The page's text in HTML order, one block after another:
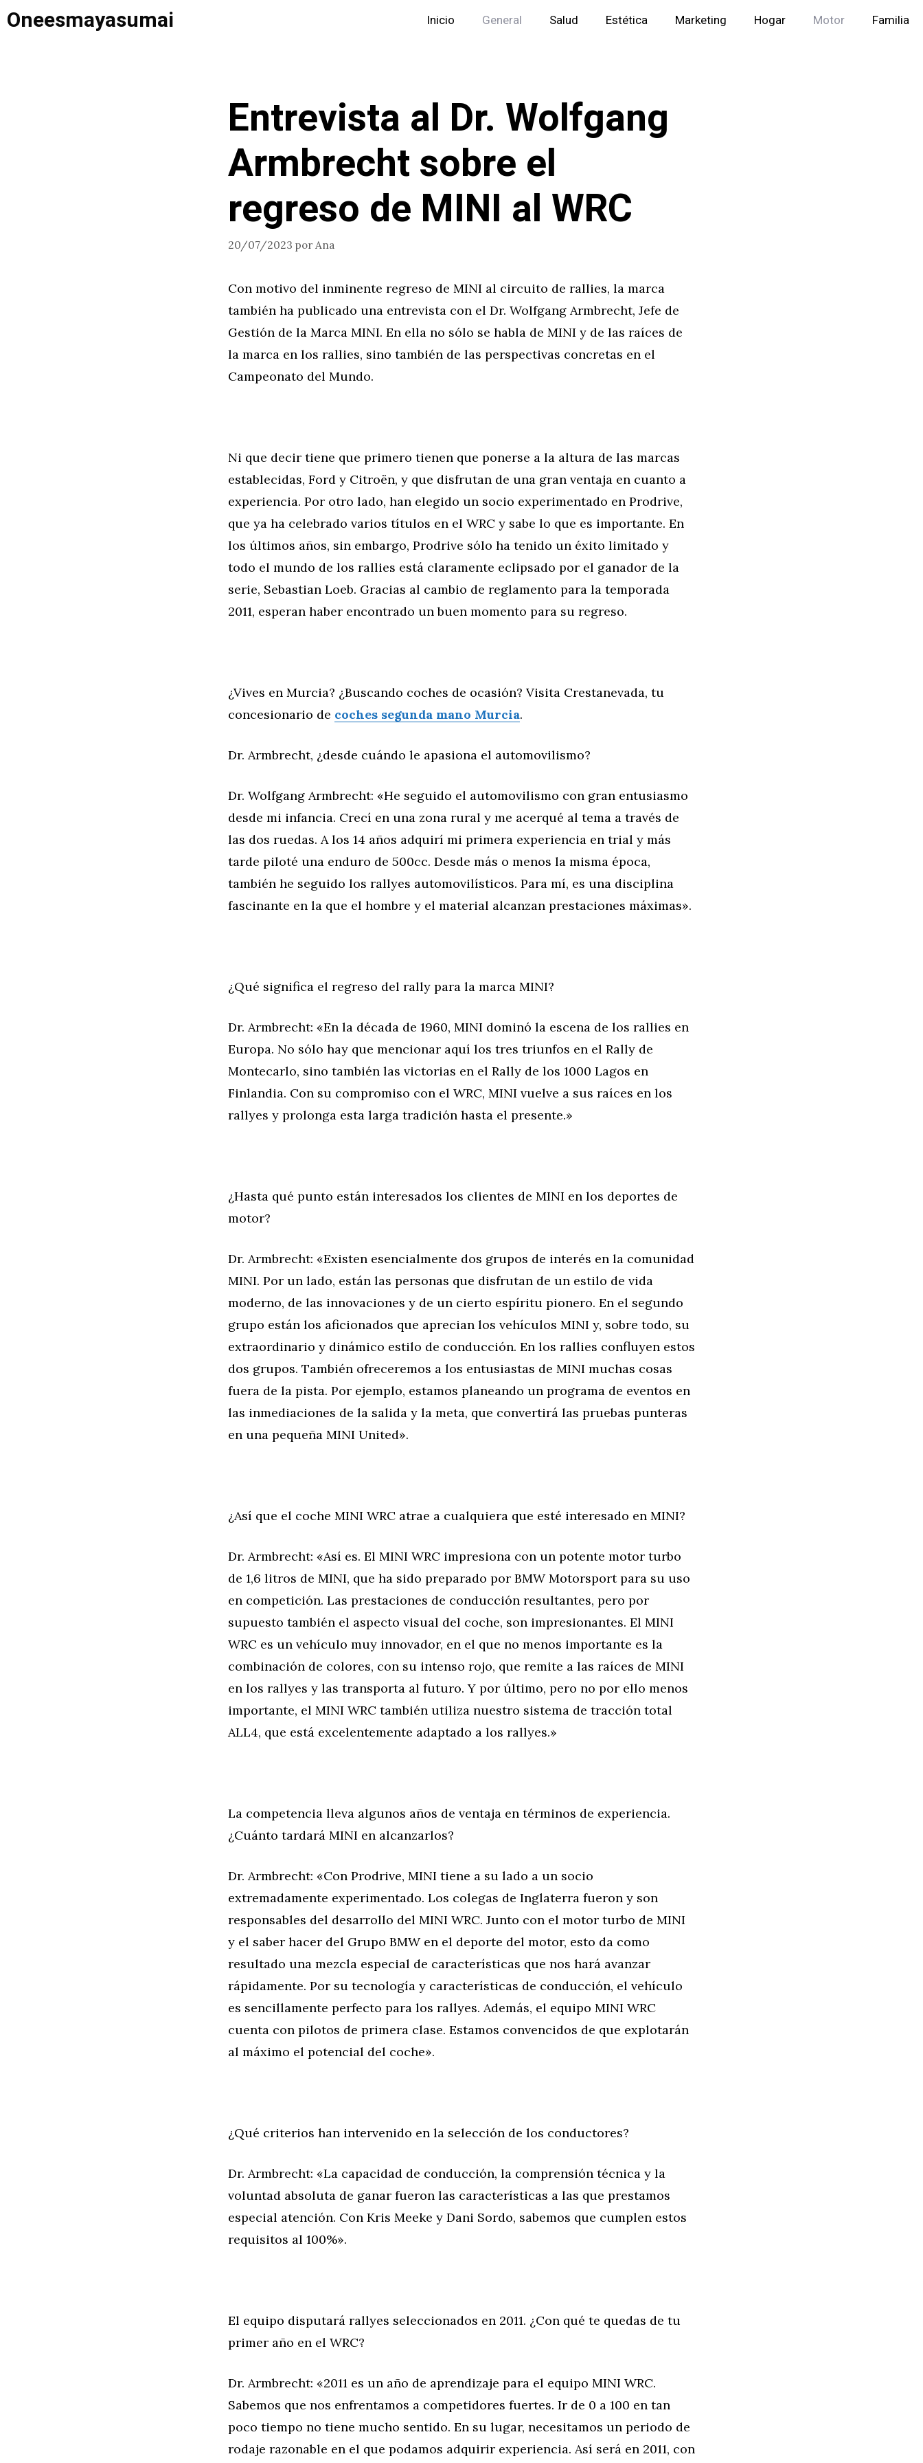
Saltar
Oneesmayasumai Inicio General Salud Estética Marketing Hogar Motor Familia
Entrevista al Dr. Wolfgang
Armbrecht sobre el
regreso de MINI al WRC
20/07/2023 por Ana
Con motivo del inminente regreso de MINI al circuito de rallies, la marca
también ha publicado una entrevista con el Dr. Wolfgang Armbrecht, Jefe de
Gestión de la Marca MINI. En ella no sólo se habla de MINI y de las raíces de
la marca en los rallies, sino también de las perspectivas concretas en el
Campeonato del Mundo.
Ni que decir tiene que primero tienen que ponerse a la altura de las marcas
establecidas, Ford y Citroën, y que disfrutan de una gran ventaja en cuanto a
experiencia. Por otro lado, han elegido un socio experimentado en Prodrive,
que ya ha celebrado varios títulos en el WRC y sabe lo que es importante. En
los últimos años, sin embargo, Prodrive sólo ha tenido un éxito limitado y
todo el mundo de los rallies está claramente eclipsado por el ganador de la
serie, Sebastian Loeb. Gracias al cambio de reglamento para la temporada
2011, esperan haber encontrado un buen momento para su regreso.
¿Vives en Murcia? ¿Buscando coches de ocasión? Visita Crestanevada, tu
concesionario de coches segunda mano Murcia.
Dr. Armbrecht, ¿desde cuándo le apasiona el automovilismo?
Dr. Wolfgang Armbrecht: «He seguido el automovilismo con gran entusiasmo
desde mi infancia. Crecí en una zona rural y me acerqué al tema a través de
las dos ruedas. A los 14 años adquirí mi primera experiencia en trial y más
tarde piloté una enduro de 500cc. Desde más o menos la misma época,
también he seguido los rallyes automovilísticos. Para mí, es una disciplina
fascinante en la que el hombre y el material alcanzan prestaciones máximas».
¿Qué significa el regreso del rally para la marca MINI?
Dr. Armbrecht: «En la década de 1960, MINI dominó la escena de los rallies en
Europa. No sólo hay que mencionar aquí los tres triunfos en el Rally de
Montecarlo, sino también las victorias en el Rally de los 1000 Lagos en
Finlandia. Con su compromiso con el WRC, MINI vuelve a sus raíces en los
rallyes y prolonga esta larga tradición hasta el presente.»
¿Hasta qué punto están interesados los clientes de MINI en los deportes de
motor?
Dr. Armbrecht: «Existen esencialmente dos grupos de interés en la comunidad
MINI. Por un lado, están las personas que disfrutan de un estilo de vida
moderno, de las innovaciones y de un cierto espíritu pionero. En el segundo
grupo están los aficionados que aprecian los vehículos MINI y, sobre todo, su
extraordinario y dinámico estilo de conducción. En los rallies confluyen estos
dos grupos. También ofreceremos a los entusiastas de MINI muchas cosas
fuera de la pista. Por ejemplo, estamos planeando un programa de eventos en
las inmediaciones de la salida y la meta, que convertirá las pruebas punteras
en una pequeña MINI United».
¿Así que el coche MINI WRC atrae a cualquiera que esté interesado en MINI?
Dr. Armbrecht: «Así es. El MINI WRC impresiona con un potente motor turbo
de 1,6 litros de MINI, que ha sido preparado por BMW Motorsport para su uso
en competición. Las prestaciones de conducción resultantes, pero por
supuesto también el aspecto visual del coche, son impresionantes. El MINI
WRC es un vehículo muy innovador, en el que no menos importante es la
combinación de colores, con su intenso rojo, que remite a las raíces de MINI
en los rallyes y las transporta al futuro. Y por último, pero no por ello menos
importante, el MINI WRC también utiliza nuestro sistema de tracción total
ALL4, que está excelentemente adaptado a los rallyes.»
La competencia lleva algunos años de ventaja en términos de experiencia.
¿Cuánto tardará MINI en alcanzarlos?
Dr. Armbrecht: «Con Prodrive, MINI tiene a su lado a un socio
extremadamente experimentado. Los colegas de Inglaterra fueron y son
responsables del desarrollo del MINI WRC. Junto con el motor turbo de MINI
y el saber hacer del Grupo BMW en el deporte del motor, esto da como
resultado una mezcla especial de características que nos hará avanzar
rápidamente. Por su tecnología y características de conducción, el vehículo
es sencillamente perfecto para los rallyes. Además, el equipo MINI WRC
cuenta con pilotos de primera clase. Estamos convencidos de que explotarán
al máximo el potencial del coche».
¿Qué criterios han intervenido en la selección de los conductores?
Dr. Armbrecht: «La capacidad de conducción, la comprensión técnica y la
voluntad absoluta de ganar fueron las características a las que prestamos
especial atención. Con Kris Meeke y Dani Sordo, sabemos que cumplen estos
requisitos al 100%».
El equipo disputará rallyes seleccionados en 2011. ¿Con qué te quedas de tu
primer año en el WRC?
Dr. Armbrecht: «2011 es un año de aprendizaje para el equipo MINI WRC.
Sabemos que nos enfrentamos a competidores fuertes. Ir de 0 a 100 en tan
poco tiempo no tiene mucho sentido. En su lugar, necesitamos un periodo de
rodaje razonable en el que podamos adquirir experiencia. Así será en 2011, con